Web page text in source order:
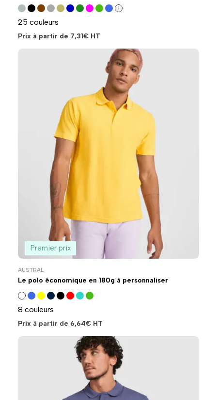
+
25 couleurs
Prix à partir de 7,31€ HT
Premier prix
AUSTRAL
Le polo économique en 180g à personnaliser
8 couleurs
Prix à partir de 6,64€ HT